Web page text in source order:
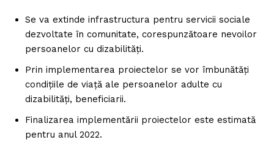
Se va extinde infrastructura pentru servicii sociale
dezvoltate în comunitate, corespunzătoare nevoilor
persoanelor cu dizabilități.
Prin implementarea proiectelor se vor îmbunătăți
condițiile de viață ale persoanelor adulte cu
dizabilități, beneficiarii.
Finalizarea implementării proiectelor este estimată
pentru anul 2022.